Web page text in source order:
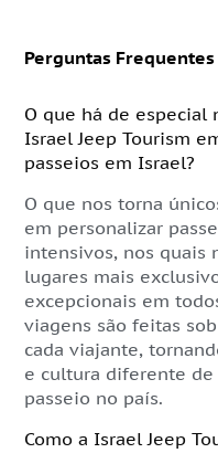
Perguntas Frequentes
O que há de especial
Israel Jeep Tourism
passeios em Israel?
O que nos torna
em personalizar
intensivos, nos quais
lugares mais
excepcionais em
viagens são feitas
cada viajante,
e cultura diferente
passeio no país.
Como a Israel Jeep